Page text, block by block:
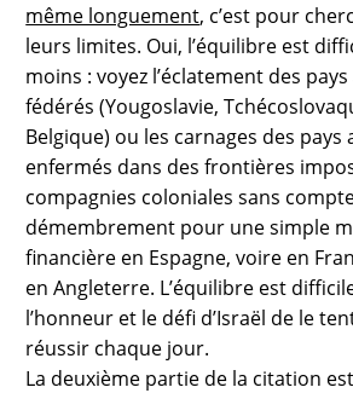
même longuement, c’est pour
leurs limites. Oui, l’équilibre est
moins : voyez l’éclatement des
fédérés (Yougoslavie,
Belgique) ou les carnages des pays
enfermés dans des frontières
compagnies coloniales sans
démembrement pour une simple
financière en Espagne, voire en
en Angleterre. L’équilibre est
l’honneur et le défi d’Israël de le
réussir chaque jour.
La deuxième partie de la citation